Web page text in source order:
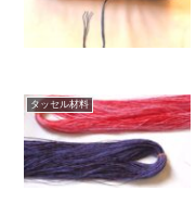
タッセル材料